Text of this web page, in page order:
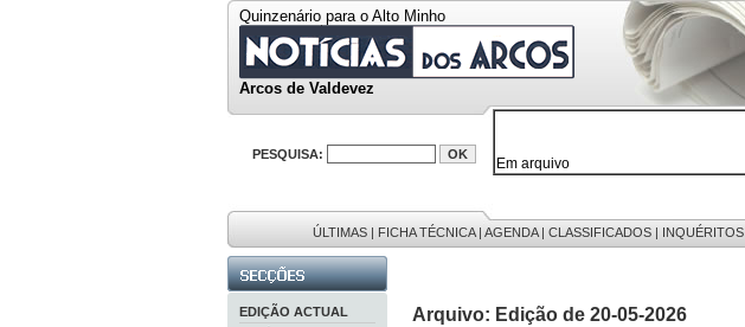
Quinzenário para o Alto Minho
Arcos de Valdevez
PESQUISA:
Em arquivo
32646 notícias
9886 mensagens
201 registos
ÚLTIMAS | FICHA TÉCNICA| AGENDA| CLASSIFICADOS | INQUÉRITOS
EDIÇÃO ACTUAL
Arquivo: Edição de 20-05-2026